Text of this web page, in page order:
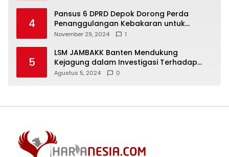
4
Pansus 6 DPRD Depok Dorong Perda
Penanggulangan Kebakaran untuk
Keselamatan Warga
November 29, 2024 1
5
LSM JAMBAKK Banten Mendukung
Kejagung dalam Investigasi Terhadap
Walikota Bandar Lampung
Agustus 5, 2024 0